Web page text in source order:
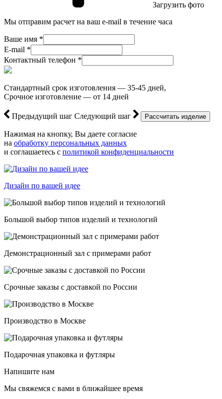
Загрузить фото
Мы отправим расчет на ваш e-mail в течение часа
Ваше имя *
E-mail *
Контактный телефон *
Стандартный срок изготовления — 35-45 дней,
Срочное изготовление — от 14 дней
Предыдущий шаг Следующий шаг
Нажимая на кнопку, Вы даете согласие
на обработку персональных данных
и соглашаетесь с политикой конфиденциальности
Дизайн по вашей идее
Большой выбор типов изделий и технологий
Демонстрационный зал с примерами работ
Срочные заказы с доставкой по России
Производство в Москве
Подарочная упаковка и футляры
Напишите нам
Мы свяжемся с вами в ближайшее время